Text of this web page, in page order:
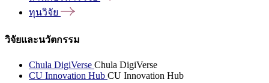
ทุนวิจัย
วิจัยและนวัตกรรม
Chula DigiVerse Chula DigiVerse
CU Innovation Hub CU Innovation Hub